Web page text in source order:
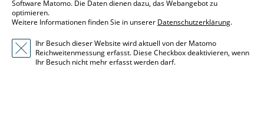
Software Matomo. Die Daten dienen dazu, das Webangebot zu
optimieren.
Weitere Informationen finden Sie in unserer Datenschutzerklärung.
Ihr Besuch dieser Website wird aktuell von der Matomo
Reichweitenmessung erfasst. Diese Checkbox deaktivieren, wenn
Ihr Besuch nicht mehr erfasst werden darf.